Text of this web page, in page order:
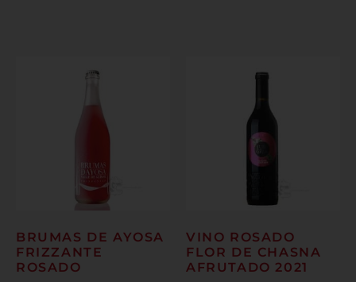
BRUMAS DE AYOSA
FRIZZANTE
ROSADO
VINO ROSADO
FLOR DE CHASNA
AFRUTADO 2021